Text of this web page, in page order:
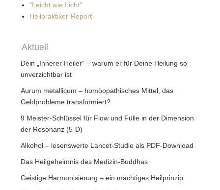
"Leicht wie Licht"
Heilpraktiker-Report
Aktuell
Dein „Innerer Heiler“ – warum er für Deine Heilung so
unverzichtbar ist
Aurum metallicum – homöopathisches Mittel, das
Geldprobleme transformiert?
9 Meister-Schlüssel für Flow und Fülle in der Dimension
der Resonanz (5-D)
Alkohol – lesenswerte Lancet-Studie als PDF-Download
Das Heilgeheimnis des Medizin-Buddhas
Geistige Harmonisierung – ein mächtiges Heilprinzip